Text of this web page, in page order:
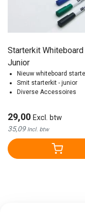
Starterkit Whiteboard
Junior
Nieuw whiteboard
Smit starterkit - junior
Diverse Accessoires
29,00 Excl. btw
35,09 Incl. btw